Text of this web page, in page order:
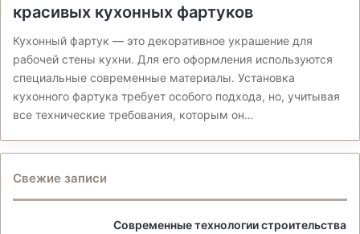
красивых кухонных фартуков
Кухонный фартук — это декоративное украшение для
рабочей стены кухни. Для его оформления используются
специальные современные материалы. Установка
кухонного фартука требует особого подхода, но, учитывая
все технические требования, которым он…
Свежие записи
Современные технологии строительства